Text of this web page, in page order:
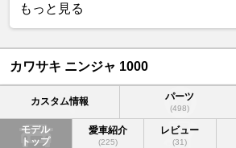
もっと見る
カワサキ ニンジャ 1000
カスタム情報 パーツ
(498)
モデル
トップ
愛車紹介
(225)
レビュー
(31)